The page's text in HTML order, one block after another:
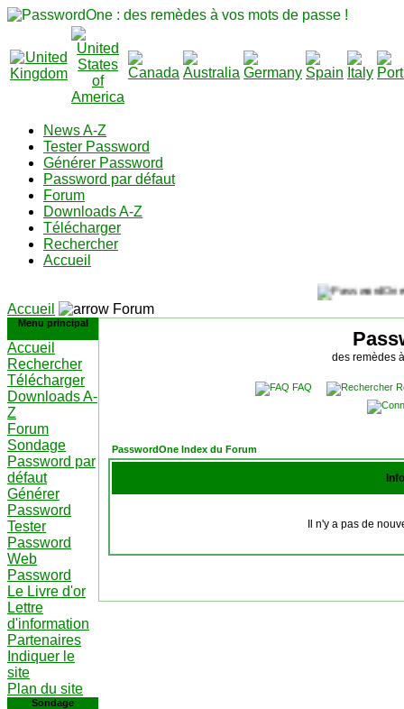
News A-Z
Tester Password
Générer Password
Password par défaut
Forum
Downloads A-Z
Télécharger
Rechercher
Accueil
Accueil Forum
Menu principal
Accueil
Rechercher
Télécharger
Downloads A-
Z
Forum
Sondage
Password par
défaut
Générer
Password
Tester
Password
Web
Password
Le Livre d'or
Lettre
d'information
Partenaires
Indiquer le
site
Plan du site
Sondage
des remèdes
FAQ
PasswordOne Index du Forum
Il n'y a pas de